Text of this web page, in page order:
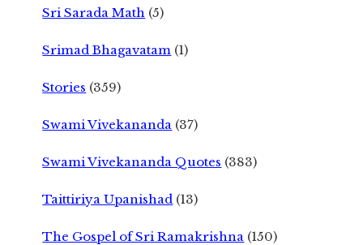
Sri Sarada Math (5)
Srimad Bhagavatam (1)
Stories (359)
Swami Vivekananda (37)
Swami Vivekananda Quotes (383)
Taittiriya Upanishad (13)
The Gospel of Sri Ramakrishna (150)